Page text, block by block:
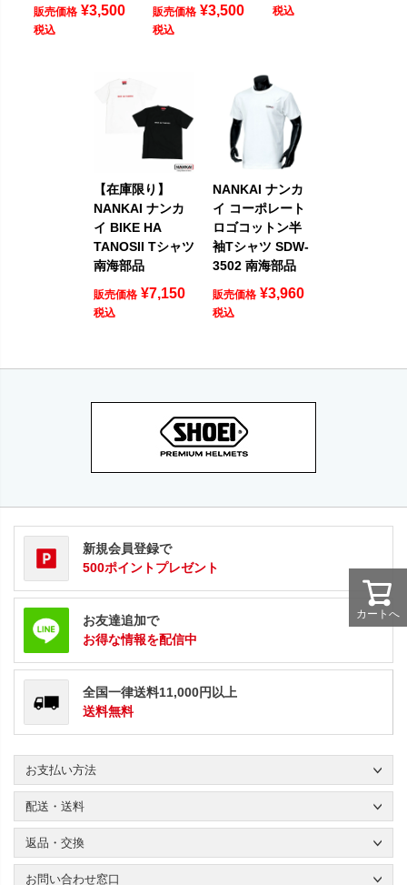
販売価格 ¥3,500
税込
販売価格 ¥3,500
税込
税込
【在庫限り】
NANKAI ナンカ
イ BIKE HA
TANOSII Tシャツ
南海部品
販売価格 ¥7,150
税込
NANKAI ナンカ
イ コーポレート
ロゴコットン半
袖Tシャツ SDW-
3502 南海部品
販売価格 ¥3,960
税込
カートへ
新規会員登録で
500ポイントプレゼント
お友達追加で
お得な情報を配信中
全国一律送料11,000円以上
送料無料
お支払い方法
配送・送料
返品・交換
お問い合わせ窓口